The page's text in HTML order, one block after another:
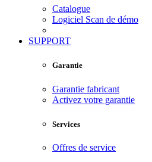
Catalogue
Logiciel Scan de démo
SUPPORT
Garantie
Garantie fabricant
Activez votre garantie
Services
Offres de service